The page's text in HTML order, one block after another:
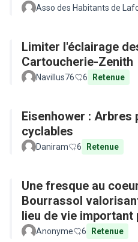
Asso des Habitants de
Limiter l'éclairage
Cartoucherie-Zenith
Navillus76 6 Retenue
Eisenhower : Arbres
cyclables
Daniram 6 Retenue
Une fresque au
Bourrassol
lieu de vie important
Anonyme 6 Retenue